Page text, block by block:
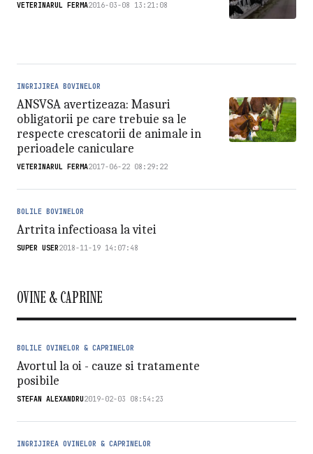
VETERINARUL FERMA2016-03-08 13:21:08
INGRIJIREA BOVINELOR
ANSVSA avertizeaza: Masuri
obligatorii pe care trebuie sa le
respecte crescatorii de animale in
perioadele caniculare
VETERINARUL FERMA2017-06-22 08:29:22
BOLILE BOVINELOR
Artrita infectioasa la vitei
SUPER USER2018-11-19 14:07:48
OVINE & CAPRINE
BOLILE OVINELOR & CAPRINELOR
Avortul la oi - cauze si tratamente
posibile
STEFAN ALEXANDRU2019-02-03 08:54:23
INGRIJIREA OVINELOR & CAPRINELOR